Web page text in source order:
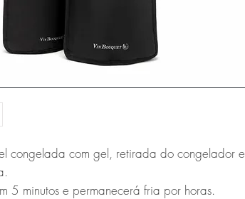
congelada com gel, retirada do congelador e
5 minutos e permanecerá fria por horas.